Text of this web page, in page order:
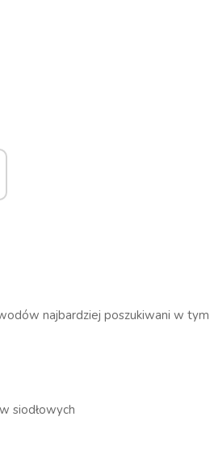
najbardziej poszukiwani w tym
siodłowych